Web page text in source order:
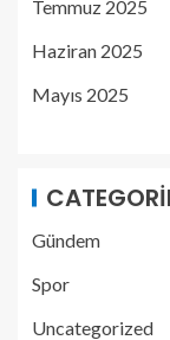
Temmuz 2025
Haziran 2025
Mayıs 2025
Gündem
Spor
Uncategorized